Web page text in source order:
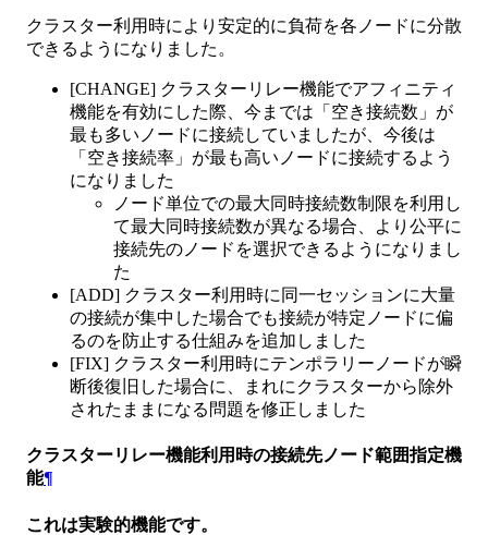
クラスター利用時により安定的に負荷を各ノードに分散
できるようになりました。
[CHANGE] クラスターリレー機能でアフィニティ
機能を有効にした際、今までは「空き接続数」が
最も多いノードに接続していましたが、今後は
「空き接続率」が最も高いノードに接続するよう
になりました
ノード単位での最大同時接続数制限を利用し
て最大同時接続数が異なる場合、より公平に
接続先のノードを選択できるようになりまし
た
[ADD] クラスター利用時に同一セッションに大量
の接続が集中した場合でも接続が特定ノードに偏
るのを防止する仕組みを追加しました
[FIX] クラスター利用時にテンポラリーノードが瞬
断後復旧した場合に、まれにクラスターから除外
されたままになる問題を修正しました
クラスターリレー機能利用時の接続先ノード範囲指定機
能¶
これは実験的機能です。